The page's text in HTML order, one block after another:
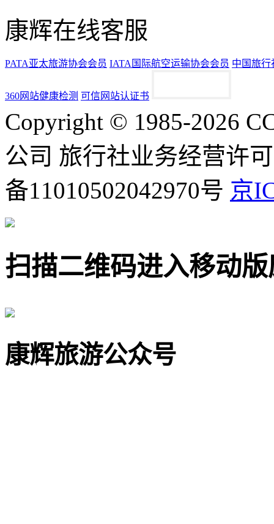
康辉在线客服
PATA亚太旅游协会会员 IATA国际航空运输协会会员 中国旅行
360网站健康检测 可信网站认证书
Copyright © 1985-2026
公司 旅行社业务经营许
备11010502042970号 京
扫描二维码进入移动
康辉旅游公众号